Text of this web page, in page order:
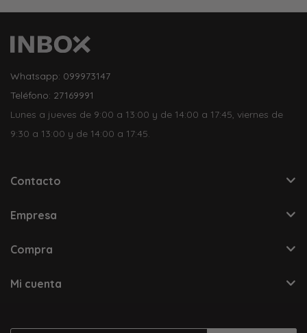
Whatsapp: 099973147
Teléfono: 27169991
Lunes a jueves de 9:00 a 13:00 y de 14:00 a 17:45, viernes de
9:30 a 13:00 y de 14:00 a 17:45.
Contacto
Empresa
Compra
Mi cuenta